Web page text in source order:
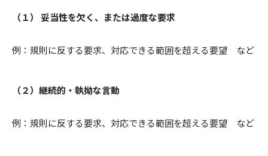
（１） 妥当性を欠く、または過度な要求
例：規則に反する要求、対応できる範囲を超える要望 など
（２）継続的・執拗な言動
例：規則に反する要求、対応できる範囲を超える要望 など